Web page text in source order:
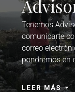
Tenemos
comunicarte
correo
pondremos en
LEER MÁS